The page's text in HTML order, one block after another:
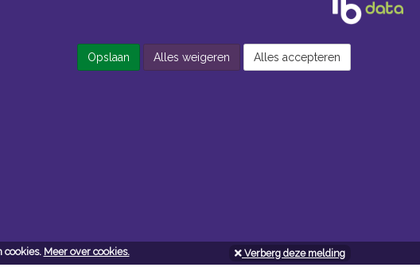
cookies. Meer over cookies. Verberg deze melding
Openingsuren doe-het-zelf
Opslaan Alles weigeren Alles accepteren